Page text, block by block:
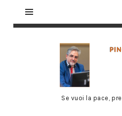
Se vuoi la pace,